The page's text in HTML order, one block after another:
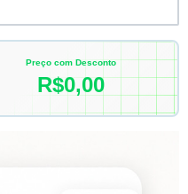
Preço com Desconto
R$0,00